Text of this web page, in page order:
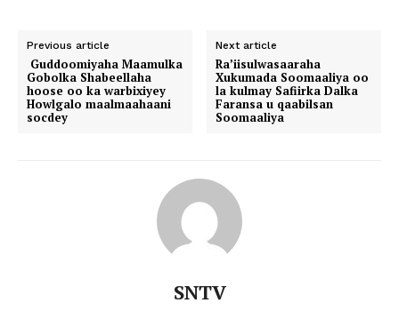
Previous article
Guddoomiyaha Maamulka
Gobolka Shabeellaha
hoose oo ka warbixiyey
Howlgalo maalmaahaani
socdey
Next article
Ra’iisulwasaaraha
Xukumada Soomaaliya oo
la kulmay Safiirka Dalka
Faransa u qaabilsan
Soomaaliya
SNTV